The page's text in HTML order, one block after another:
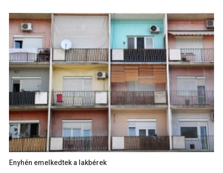
Enyhén emelkedtek a lakbérek